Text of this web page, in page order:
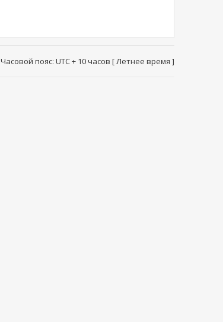
Часовой пояс: UTC + 10 часов [ Летнее время ]